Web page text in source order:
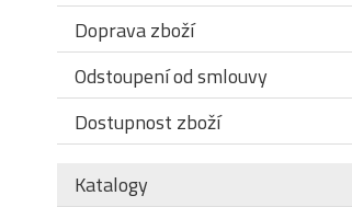
Doprava zboží
Odstoupení od smlouvy
Dostupnost zboží
Katalogy